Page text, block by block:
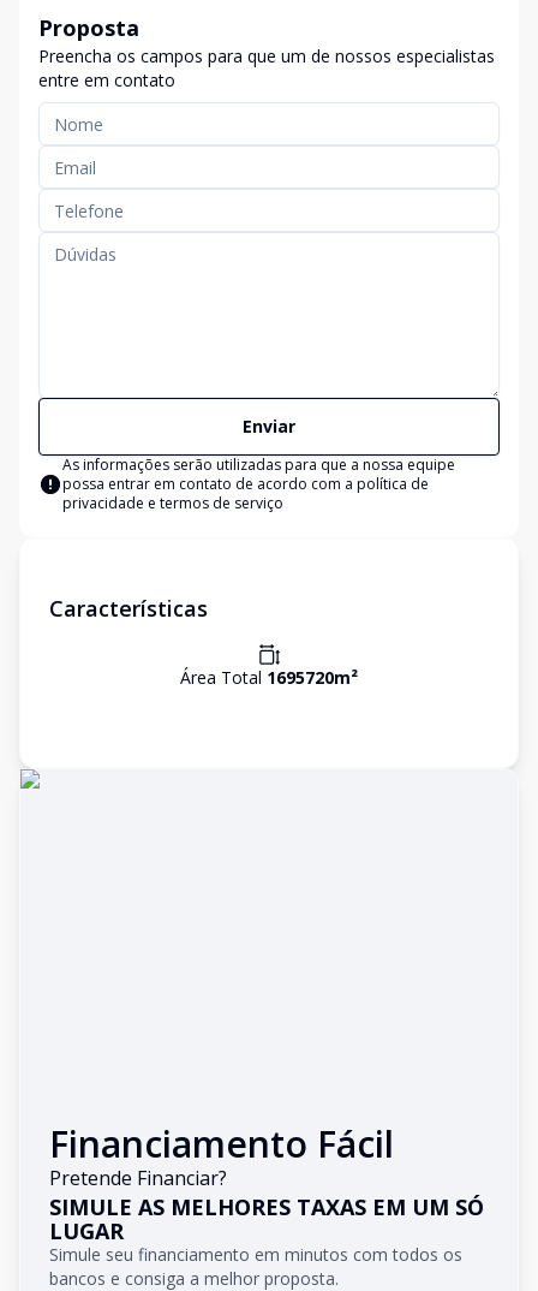
Proposta
Preencha os campos para que um de nossos especialistas
entre em contato
Enviar
As informações serão utilizadas para que a nossa equipe
possa entrar em contato de acordo com a política de
privacidade e termos de serviço
Características
Área Total 1695720m²
Financiamento Fácil
Pretende Financiar?
SIMULE AS MELHORES TAXAS EM UM SÓ
LUGAR
Simule seu financiamento em minutos com todos os
bancos e consiga a melhor proposta.